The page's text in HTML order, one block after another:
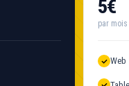
5€
par mois
Web